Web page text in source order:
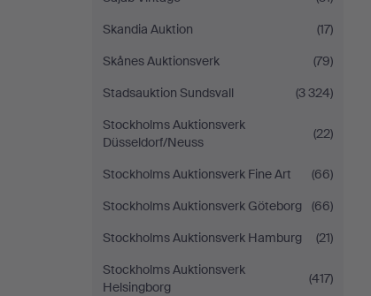
Skandia Auktion
(17)
Skånes Auktionsverk
(79)
Stadsauktion Sundsvall
(3 324)
Stockholms Auktionsverk
Düsseldorf/Neuss
(22)
Stockholms Auktionsverk Fine Art
(66)
Stockholms Auktionsverk Göteborg
(66)
Stockholms Auktionsverk Hamburg
(21)
Stockholms Auktionsverk
Helsingborg
(417)